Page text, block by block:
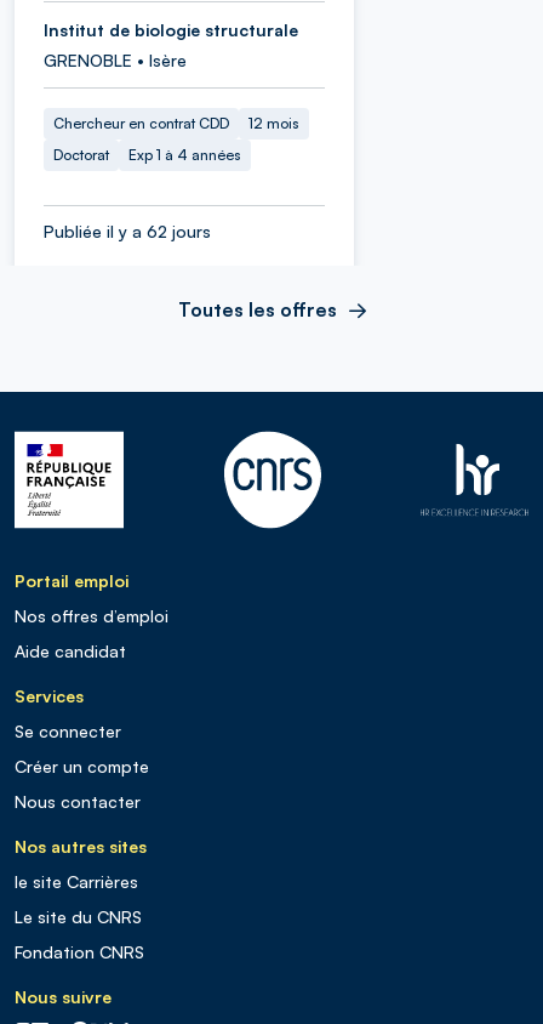
Institut de biologie structurale
GRENOBLE • Isère
Chercheur en contrat CDD
12 mois
Doctorat
Exp 1 à 4 années
Publiée il y a 62 jours
Toutes les offres
Portail emploi
Nos offres d’emploi
Aide candidat
Services
Se connecter
Créer un compte
Nous contacter
Nos autres sites
le site Carrières
Le site du CNRS
Fondation CNRS
Nous suivre